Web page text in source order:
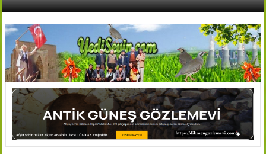
İçeriğe
AFŞİN
YEDİSEVİN
HABER